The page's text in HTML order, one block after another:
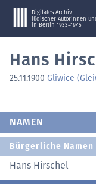
Digitales Archiv
jüdischer Autorinnen
in Berlin 1933–1945
Hans
25.11.1900 Gliwice
NAMEN
Bürgerliche Namen
Hans Hirschel